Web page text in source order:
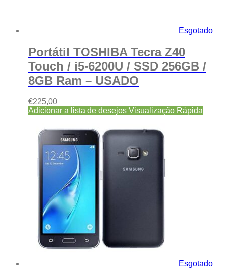
Esgotado
Portátil TOSHIBA Tecra Z40
Touch / i5-6200U / SSD 256GB /
8GB Ram – USADO
€225,00
Adicionar a lista de desejos Visualização Rápida
Esgotado